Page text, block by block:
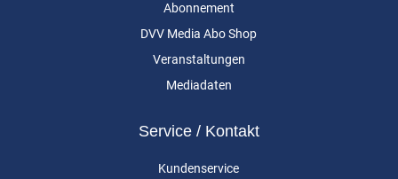
Abonnement
DVV Media Abo Shop
Veranstaltungen
Mediadaten
Service / Kontakt
Kundenservice